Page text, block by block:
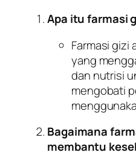
Apa itu farmasi
Farmasi gizi
yang
dan nutrisi
mengobati
Bagaimana
membantu